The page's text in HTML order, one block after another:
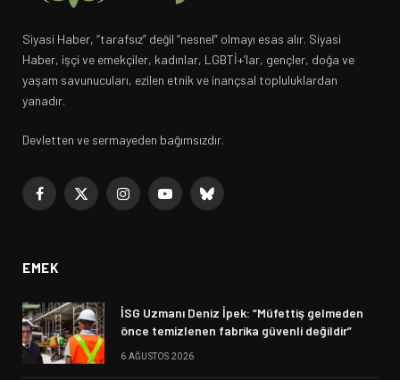
Siyasi Haber, “tarafsız” değil “nesnel” olmayı esas alır. Siyasi
Haber, işçi ve emekçiler, kadınlar, LGBTİ+’lar, gençler, doğa ve
yaşam savunucuları, ezilen etnik ve inançsal topluluklardan
yanadır.
Devletten ve sermayeden bağımsızdır.
Facebook
X
InstagramYouTubeBluesky
EMEK
İSG Uzmanı Deniz İpek: “Müfettiş gelmeden
önce temizlenen fabrika güvenli değildir”
6 AĞUSTOS 2026